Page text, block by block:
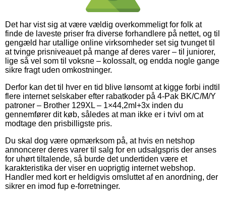
Det har vist sig at være vældig overkommeligt for folk at
finde de laveste priser fra diverse forhandlere på nettet, og til
gengæld har utallige online virksomheder set sig tvunget til
at tvinge prisniveauet på mange af deres varer – til juniorer,
lige så vel som til voksne – kolossalt, og endda nogle gange
sikre fragt uden omkostninger.
Derfor kan det til hver en tid blive lønsomt at kigge forbi indtil
flere internet selskaber efter rabatkoder på 4-Pak BK/C/M/Y
patroner – Brother 129XL – 1×44,2ml+3x inden du
gennemfører dit køb, således at man ikke er i tvivl om at
modtage den prisbilligste pris.
Du skal dog være opmærksom på, at hvis en netshop
annoncerer deres varer til salg for en udsalgspris der anses
for uhørt tiltalende, så burde det undertiden være et
karakteristika der viser en uoprigtig internet webshop.
Handler med kort er heldigvis omsluttet af en anordning, der
sikrer en imod fup e-forretninger.